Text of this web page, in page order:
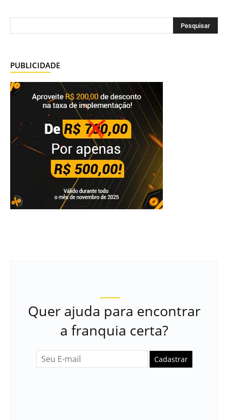
PUBLICIDADE
Quer ajuda para encontrar
a franquia certa?
Cadastrar